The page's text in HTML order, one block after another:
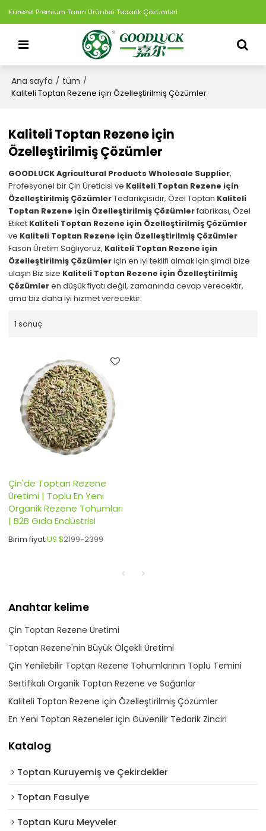
Küresel Premium Tarım Ürünleri Tedarik Çözümleri
Ana sayfa / tüm /
Kaliteli Toptan Rezene için Özelleştirilmiş Çözümler
Kaliteli Toptan Rezene için
Özelleştirilmiş Çözümler
GOODLUCK Agricultural Products Wholesale Supplier,
Profesyonel bir Çin Üreticisi ve Kaliteli Toptan Rezene için
Özelleştirilmiş ÇözümlerTedarikçisidir, Özel Toptan Kaliteli
Toptan Rezene için Özelleştirilmiş Çözümlerfabrikası, Özel
Etiket Kaliteli Toptan Rezene için Özelleştirilmiş Çözümler
ve Kaliteli Toptan Rezene için Özelleştirilmiş Çözümler
Fason Üretim Sağlıyoruz, Kaliteli Toptan Rezene için
Özelleştirilmiş Çözümleriçin en iyi teklifi almak için şimdi bize
ulaşın Biz size Kaliteli Toptan Rezene için Özelleştirilmiş
Çözümleren düşük fiyatı değil, zamanında cevap verecektir,
ama biz daha iyi hizmet verecektir.
1 sonuç
Çin'de Toptan Rezene
Üretimi | Toplu En Yeni
Organik Rezene Tohumları
| B2B Gıda Endüstrisi
Birim fiyat:US $2199-2399
Anahtar kelime
Çin Toptan Rezene Üretimi
Toptan Rezene'nin Büyük Ölçekli Üretimi
Çin Yenilebilir Toptan Rezene Tohumlarının Toplu Temini
Sertifikalı Organik Toptan Rezene ve Soğanlar
Kaliteli Toptan Rezene için Özelleştirilmiş Çözümler
En Yeni Toptan Rezeneler için Güvenilir Tedarik Zinciri
Katalog
Toptan Kuruyemiş ve Çekirdekler
Toptan Fasulye
Toptan Kuru Meyveler